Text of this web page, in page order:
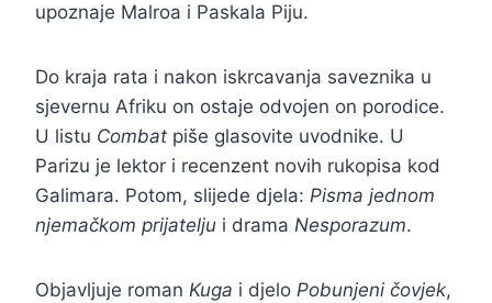
upoznaje Malroa i Paskala Piju.
Do kraja rata i nakon iskrcavanja saveznika u
sjevernu Afriku on ostaje odvojen on porodice.
U listu Combat piše glasovite uvodnike. U
Parizu je lektor i recenzent novih rukopisa kod
Galimara. Potom, slijede djela: Pisma jednom
njemačkom prijatelju i drama Nesporazum.
Objavljuje roman Kuga i djelo Pobunjeni čovjek,